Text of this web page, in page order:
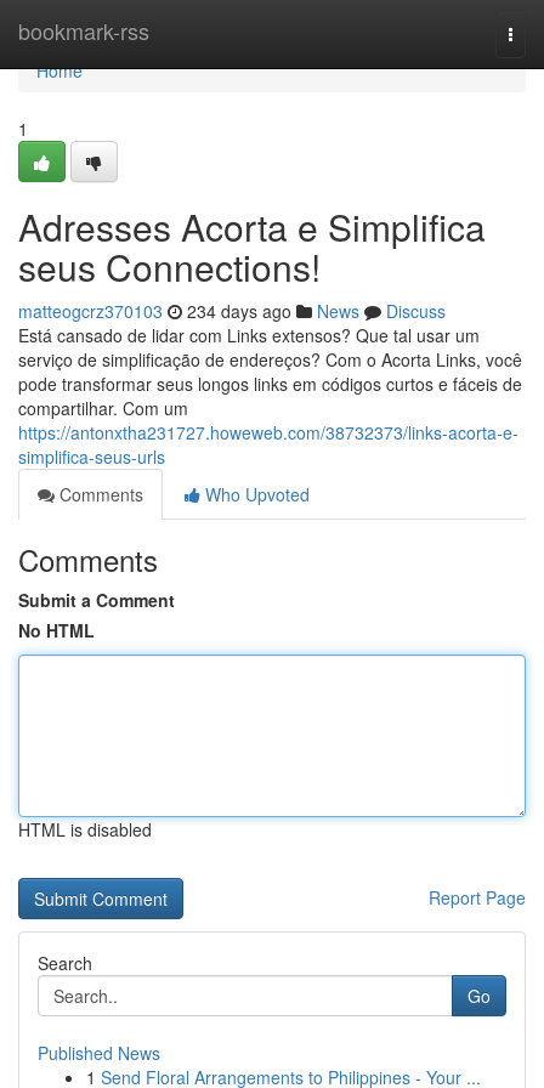
bookmark-rss
Home
Home
1
Adresses Acorta e Simplifica
seus Connections!
matteogcrz370103 234 days ago News
Discuss
Está cansado de lidar com Links extensos? Que tal usar um
serviço de simplificação de endereços? Com o Acorta Links, você
pode transformar seus longos links em códigos curtos e fáceis de
compartilhar. Com um
https://antonxtha231727.howeweb.com/38732373/links-acorta-e-
simplifica-seus-urls
Comments
Who Upvoted
Comments
Submit a Comment
No HTML
HTML is disabled
Report Page
Search
Go
Published News
1 Send Floral Arrangements to Philippines - Your ...